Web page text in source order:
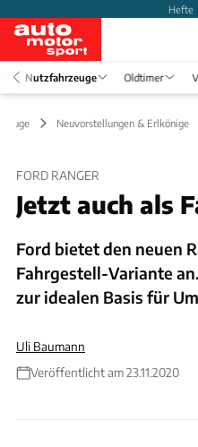
Hefte
Nutzfahrzeuge Oldtimer
Neuvorstellungen & Erlkönige
FORD RANGER
Jetzt auch als
Ford bietet den neuen
Fahrgestell-Variante
zur idealen Basis für
Uli Baumann
Veröffentlicht am 23.11.2020